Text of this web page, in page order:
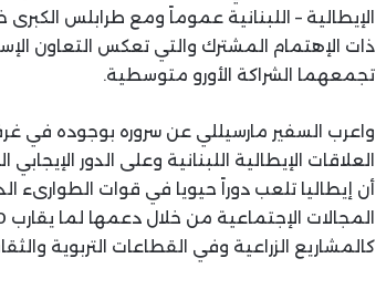
الإيطالية – اللبنانية عموماً ومع طرابلس
ذات الإهتمام المشترك والتي تعكس التعاون
تجمعهما الشراكة الأورو متوسطية.
واعرب السفير مارسيللي عن سروره بوجوده في
العلاقات الإيطالية اللبنانية وعلى الدور
أن إيطاليا تلعب دوراً حيويا في قوات الطوارىء
كالمشاريع الزراعية وفي القطاعات التربوية